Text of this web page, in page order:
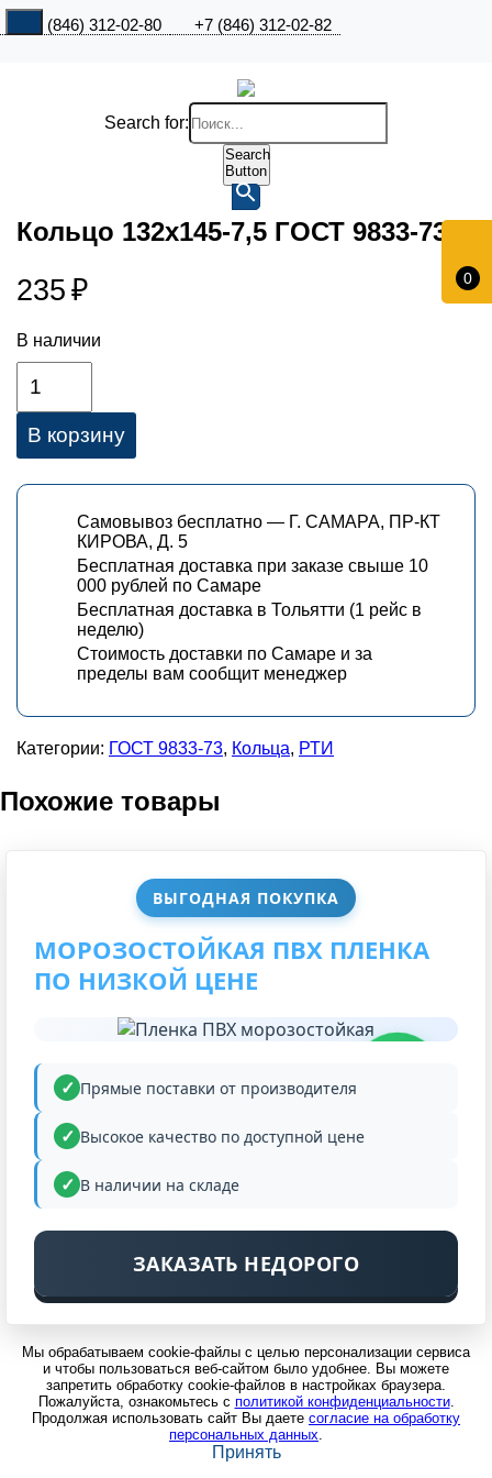
+7 (846) 312-02-80 +7 (846) 312-02-82
0
Search for:
Search
Button
ВЫГОДНАЯ ПОКУПКА
МОРОЗОСТОЙКАЯ ПВХ ПЛЕНКА
ПО НИЗКОЙ ЦЕНЕ
Прямые поставки от производителя
Высокое качество по доступной цене
В наличии на складе
ЗАКАЗАТЬ НЕДОРОГО
Кольцо 132х145-7,5 ГОСТ 9833-73
235 ₽
В наличии
В корзину
Самовывоз бесплатно — Г. САМАРА, ПР-КТ
КИРОВА, Д. 5
Бесплатная доставка при заказе свыше 10
000 рублей по Самаре
Бесплатная доставка в Тольятти (1 рейс в
неделю)
Стоимость доставки по Самаре и за
пределы вам сообщит менеджер
Категории: ГОСТ 9833-73, Кольца, РТИ
Похожие товары
Мы обрабатываем cookie-файлы с целью персонализации сервиса
и чтобы пользоваться веб-сайтом было удобнее. Вы можете
запретить обработку cookie-файлов в настройках браузера.
Пожалуйста, ознакомьтесь с политикой конфиденциальности.
Продолжая использовать сайт Вы даете согласие на обработку
персональных данных.
Принять